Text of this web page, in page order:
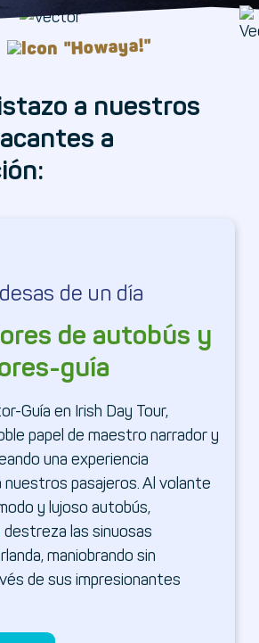
"Howaya!"
a nuestros
a
de un día
de autobús y
guía
Guía en Irish Day Tour,
papel de maestro narrador y
una experiencia
nuestros pasajeros. Al volante
y lujoso autobús,
las sinuosas
maniobrando sin
de sus impresionantes